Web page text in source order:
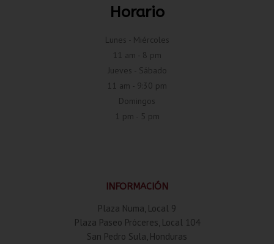
Horario
Lunes - Miércoles
11 am - 8 pm
Jueves - Sábado
11 am - 9:30 pm
Domingos
1 pm - 5 pm
INFORMACIÓN
Plaza Numa, Local 9
Plaza Paseo Próceres, Local 104
San Pedro Sula, Honduras